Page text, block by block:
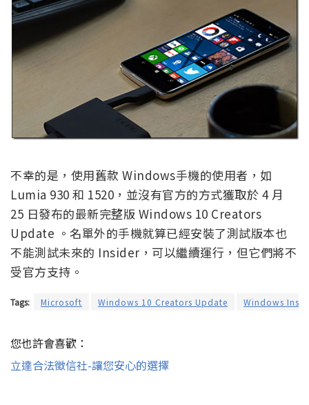
不幸的是，使用舊款 Windows手機的使用者，如
Lumia 930 和 1520，並沒有官方的方式獲取於 4 月
25 日發布的最新完整版 Windows 10 Creators
Update 。名單外的手機就算已經安裝了測試版本也
不能測試未來的 Insider，可以繼續運行，但它們將不
受官方支持。
Tags: Microsoft Windows 10 Creators Update Windows
您也許會喜歡：
立達合法徵信社-讓您安心的選擇